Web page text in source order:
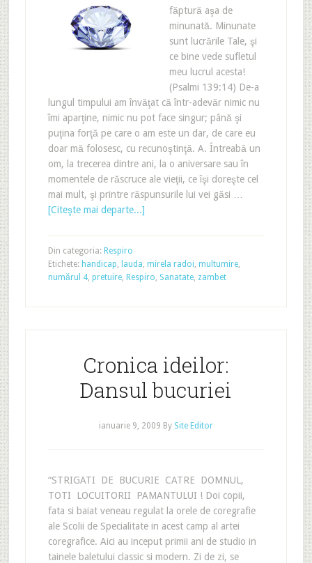
făptură aşa de
minunată. Minunate
sunt lucrările Tale, şi
ce bine vede sufletul
meu lucrul acesta!
(Psalmi 139:14) De-a
lungul timpului am învăţat că într-adevăr nimic nu
îmi aparţine, nimic nu pot face singur; până şi
puţina forţă pe care o am este un dar, de care eu
doar mă folosesc, cu recunoştinţă. A. Întreabă un
om, la trecerea dintre ani, la o aniversare sau în
momentele de răscruce ale vieţii, ce îşi doreşte cel
mai mult, şi printre răspunsurile lui vei găsi …
[Citeşte mai departe...]
Din categoria: Respiro
Etichete: handicap, lauda, mirela radoi, multumire,
numărul 4, pretuire, Respiro, Sanatate, zambet
Cronica ideilor:
Dansul bucuriei
ianuarie 9, 2009 By Site Editor
“STRIGATI DE BUCURIE CATRE DOMNUL,
TOTI LOCUITORII PAMANTULUI ! Doi copii,
fata si baiat veneau regulat la orele de coregrafie
ale Scolii de Specialitate in acest camp al artei
coregrafice. Aici au inceput primii ani de studio in
tainele baletului classic si modern. Zi de zi, se